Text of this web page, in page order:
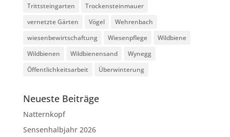
Trittsteingarten
Trockensteinmauer
vernetzte Gärten
Vögel
Wehrenbach
wiesenbewirtschaftung
Wiesenpflege
Wildbiene
Wildbienen
Wildbienensand
Wynegg
Öffentlichkeitsarbeit
Überwinterung
Neueste Beiträge
Natternkopf
Sensenhalbjahr 2026